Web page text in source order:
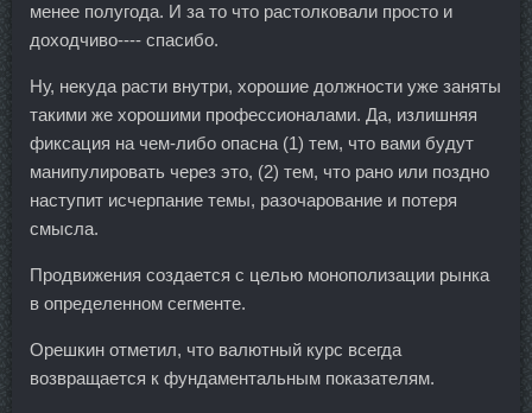
менее полугода. И за то что растолковали просто и
доходчиво---- спасибо.
Ну, некуда расти внутри, хорошие должности уже заняты
такими же хорошими профессионалами. Да, излишняя
фиксация на чем-либо опасна (1) тем, что вами будут
манипулировать через это, (2) тем, что рано или поздно
наступит исчерпание темы, разочарование и потеря
смысла.
Продвижения создается с целью монополизации рынка
в определенном сегменте.
Орешкин отметил, что валютный курс всегда
возвращается к фундаментальным показателям.